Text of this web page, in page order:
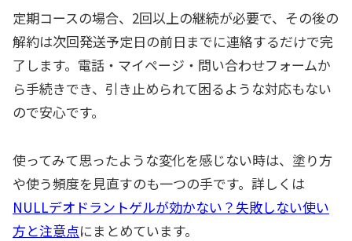
定期コースの場合、2回以上の継続が必要で、その後の
解約は次回発送予定日の前日までに連絡するだけで完
了します。電話・マイページ・問い合わせフォームか
ら手続きでき、引き止められて困るような対応もない
ので安心です。
使ってみて思ったような変化を感じない時は、塗り方
や使う頻度を見直すのも一つの手です。詳しくは
NULLデオドラントゲルが効かない？失敗しない使い
方と注意点にまとめています。